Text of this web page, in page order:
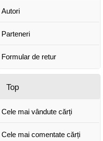
Autori
Parteneri
Formular de retur
Top
Cele mai vândute cărți
Cele mai comentate cărți